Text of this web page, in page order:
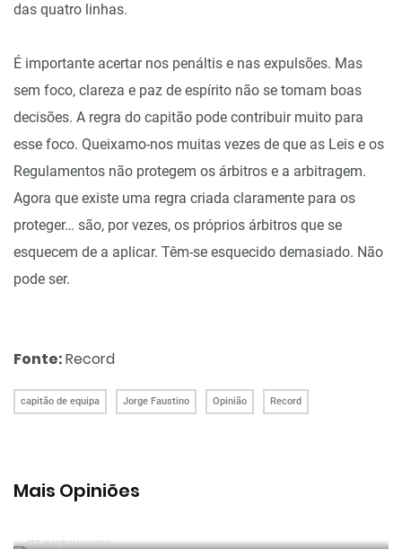
das quatro linhas.
É importante acertar nos penáltis e nas expulsões. Mas
sem foco, clareza e paz de espírito não se tomam boas
decisões. A regra do capitão pode contribuir muito para
esse foco. Queixamo-nos muitas vezes de que as Leis e os
Regulamentos não protegem os árbitros e a arbitragem.
Agora que existe uma regra criada claramente para os
proteger… são, por vezes, os próprios árbitros que se
esquecem de a aplicar. Têm-se esquecido demasiado. Não
pode ser.
Fonte:Record
capitão de equipa Jorge Faustino Opinião Record
Mais Opiniões
PorJorge Faustino